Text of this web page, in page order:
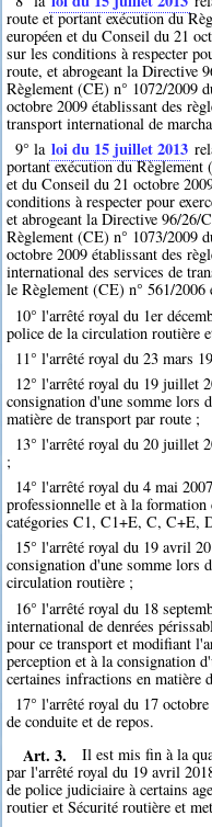
route et portant exécution du
européen et du Conseil du 21
sur les conditions à respecter
route, et abrogeant la Directive
Règlement (CE) n° 1072/2009
octobre 2009 établissant des
transport international de
9° la loi du 15 juillet 2013
portant exécution du Règlement
et du Conseil du 21 octobre
conditions à respecter pour
et abrogeant la Directive 96/26/
Règlement (CE) n° 1073/2009
octobre 2009 établissant des
international des services de
le Règlement (CE) n° 561/2006
10° l'arrêté royal du 1er
police de la circulation routière
11° l'arrêté royal du 23 mars
12° l'arrêté royal du 19 juillet
consignation d'une somme lors
matière de transport par route ;
13° l'arrêté royal du 20 juillet
;
14° l'arrêté royal du 4 mai
professionnelle et à la formation
catégories C1, C1+E, C, C+E,
15° l'arrêté royal du 19 avril
consignation d'une somme lors
circulation routière ;
16° l'arrêté royal du 18
international de denrées
pour ce transport et modifiant
perception et à la consignation
certaines infractions en matière
17° l'arrêté royal du 17
de conduite et de repos.
Art. 3.
Il est mis fin à la
par l'arrêté royal du 19 avril
de police judiciaire à certains
routier et Sécurité routière et